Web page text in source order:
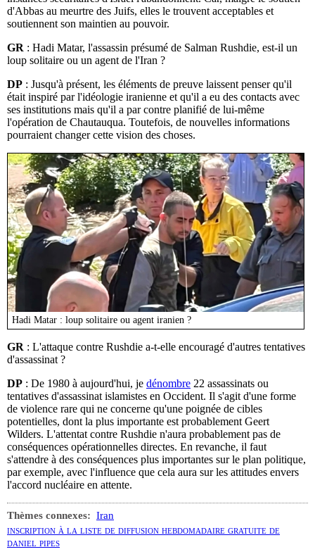
d'Abbas au meurtre des Juifs, elles le trouvent acceptables et
soutiennent son maintien au pouvoir.
GR : Hadi Matar, l'assassin présumé de Salman Rushdie, est-il un
loup solitaire ou un agent de l'Iran ?
DP : Jusqu'à présent, les éléments de preuve laissent penser qu'il
était inspiré par l'idéologie iranienne et qu'il a eu des contacts avec
ses institutions mais qu'il a par contre planifié de lui-même
l'opération de Chautauqua. Toutefois, de nouvelles informations
pourraient changer cette vision des choses.
Hadi Matar : loup solitaire ou agent iranien ?
GR : L'attaque contre Rushdie a-t-elle encouragé d'autres tentatives
d'assassinat ?
DP : De 1980 à aujourd'hui, je dénombre 22 assassinats ou
tentatives d'assassinat islamistes en Occident. Il s'agit d'une forme
de violence rare qui ne concerne qu'une poignée de cibles
potentielles, dont la plus importante est probablement Geert
Wilders. L'attentat contre Rushdie n'aura probablement pas de
conséquences opérationnelles directes. En revanche, il faut
s'attendre à des conséquences plus importantes sur le plan politique,
par exemple, avec l'influence que cela aura sur les attitudes envers
l'accord nucléaire en attente.
Thèmes connexes: Iran
inscription à la liste de diffusion hebdomadaire gratuite de
daniel pipes